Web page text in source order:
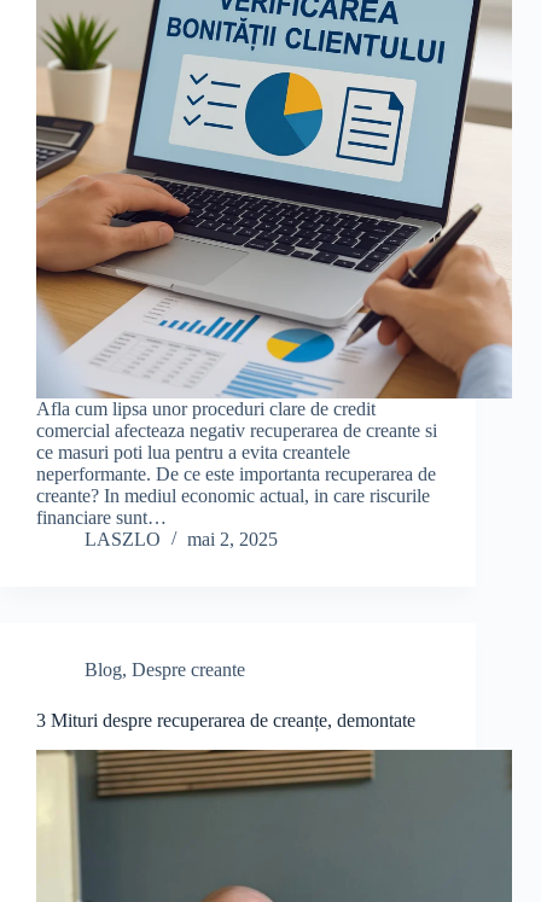
Afla cum lipsa unor proceduri clare de credit
comercial afecteaza negativ recuperarea de creante si
ce masuri poti lua pentru a evita creantele
neperformante. De ce este importanta recuperarea de
creante? In mediul economic actual, in care riscurile
financiare sunt…
LASZLO
mai 2, 2025
Blog, Despre creante
3 Mituri despre recuperarea de creanțe, demontate